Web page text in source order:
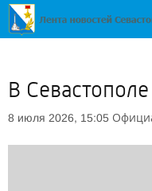
В
8 июля 2026, 15:05